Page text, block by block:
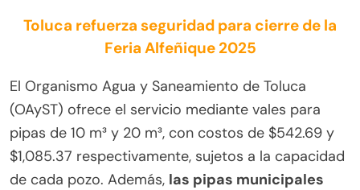
Toluca refuerza seguridad para cierre de la
Feria Alfeñique 2025
El Organismo Agua y Saneamiento de Toluca
(OAyST) ofrece el servicio mediante vales para
pipas de 10 m³ y 20 m³, con costos de $542.69 y
$1,085.37 respectivamente, sujetos a la capacidad
de cada pozo. Además, las pipas municipales